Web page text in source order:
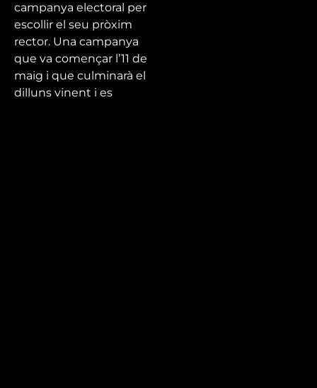
campanya electoral per
escollir el seu pròxim
rector. Una campanya
que va començar l’11 de
maig i que culminarà el
dilluns vinent i es